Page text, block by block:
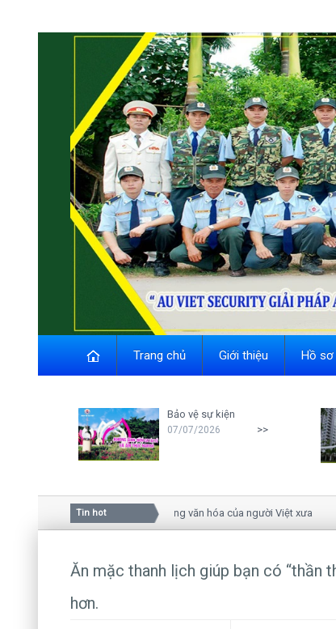
Trang chủ Giới thiệu Hồ
Bảo vệ sự kiện
07/07/2026 >>
Tin hot
Ý nghĩa của hoa mai trong văn hóa của người Việt xưa
Ăn mặc thanh lịch giúp bạn có “thần
hơn.